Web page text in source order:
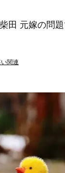
田 元嫁の問
関連